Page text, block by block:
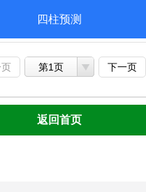
四柱预测
页 第1页 下一页
返回首页